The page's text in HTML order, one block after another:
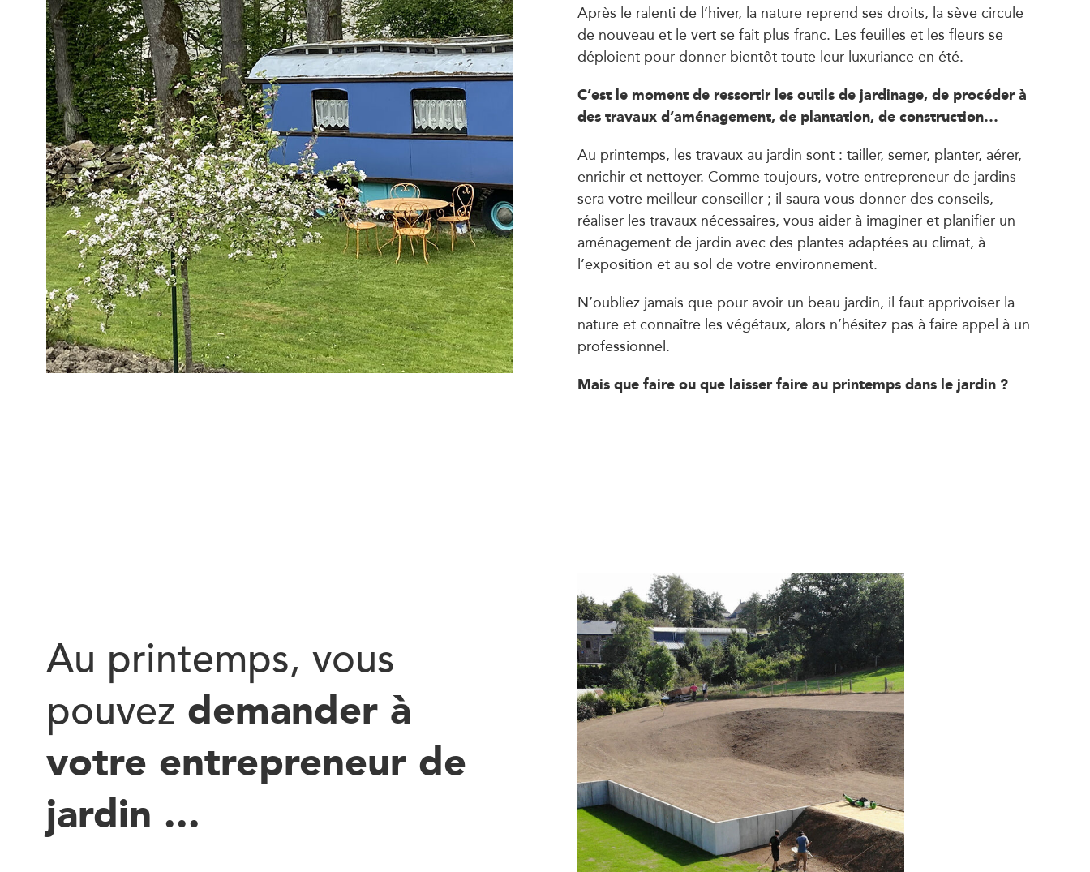
Après le ralenti de l’hiver, la nature reprend ses droits, la sève circule
de nouveau et le vert se fait plus franc. Les feuilles et les fleurs se
déploient pour donner bientôt toute leur luxuriance en été.
C’est le moment de ressortir les outils de jardinage, de procéder à
des travaux d’aménagement, de plantation, de construction…
Au printemps, les travaux au jardin sont : tailler, semer, planter, aérer,
enrichir et nettoyer. Comme toujours, votre entrepreneur de jardins
sera votre meilleur conseiller ; il saura vous donner des conseils,
réaliser les travaux nécessaires, vous aider à imaginer et planifier un
aménagement de jardin avec des plantes adaptées au climat, à
l’exposition et au sol de votre environnement.
N’oubliez jamais que pour avoir un beau jardin, il faut apprivoiser la
nature et connaître les végétaux, alors n’hésitez pas à faire appel à un
professionnel.
Mais que faire ou que laisser faire au printemps dans le jardin ?
Au printemps, vous
pouvez demander à
votre entrepreneur de
jardin ...